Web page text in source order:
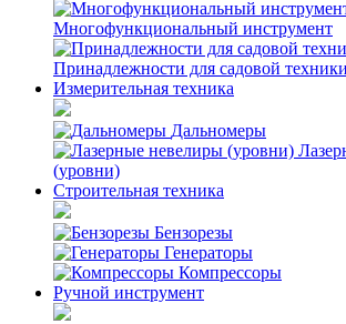
Многофункциональный инструмент
Принадлежности для садовой техники
Измерительная техника
Дальномеры
(уровни)
Строительная техника
Бензорезы
Генераторы
Компрессоры
Ручной инструмент